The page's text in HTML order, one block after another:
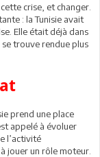
crise, et changer.
: la Tunisie avait
Elle était déjà dans
trouve rendue plus
prend une place
appelé à évoluer
l’activité
jouer un rôle moteur.